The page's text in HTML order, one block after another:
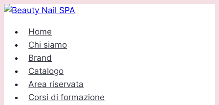
Salta
contenuto
Home
Chi siamo
Brand
Catalogo
Area riservata
Corsi di formazione